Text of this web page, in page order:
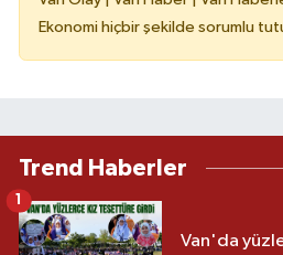
Ekonomi hiçbir şekilde sorumlu
Trend Haberler
Van'da
1